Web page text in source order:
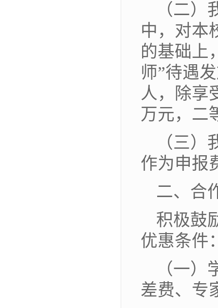
（二
中，对本
的基础上
师”待遇
人，除享
万元，二
（三
作为申报
二、合
积极鼓
优惠条件
（一
差费、专